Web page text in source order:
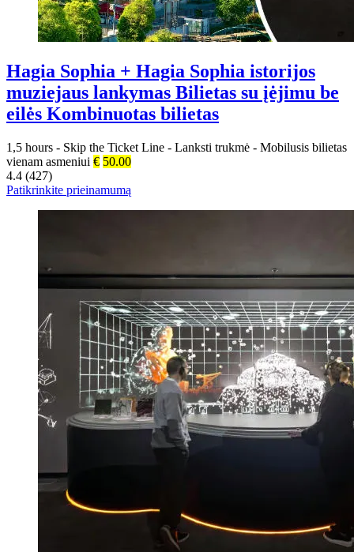
Hagia Sophia + Hagia Sophia istorijos
muziejaus lankymas Bilietas su įėjimu be
eilės Kombinuotas bilietas
1,5 hours - Skip the Ticket Line - Lanksti trukmė - Mobilusis bilietas
vienam asmeniui € 50.00
4.4 (427)
Patikrinkite prieinamumą